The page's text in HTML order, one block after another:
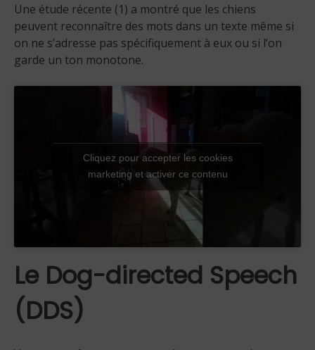
Une étude récente (1) a montré que les chiens
peuvent reconnaître des mots dans un texte même si
on ne s’adresse pas spécifiquement à eux ou si l’on
garde un ton monotone.
Cliquez pour accepter les cookies
marketing et activer ce contenu
Le Dog-directed Speech
(DDS)